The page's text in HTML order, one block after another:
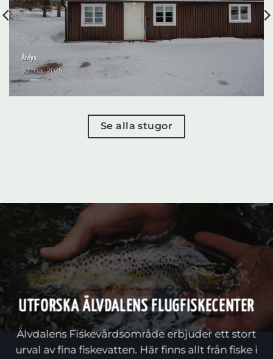
Älvlyx
30 maj, 2025
Se alla stugor
UTFORSKA ÄLVDALENS FLUGFISKECENTER
Älvdalens Fiskevårdsområde erbjuder ett stort
urval av fina fiskevatten. Här finns allt från fiske i